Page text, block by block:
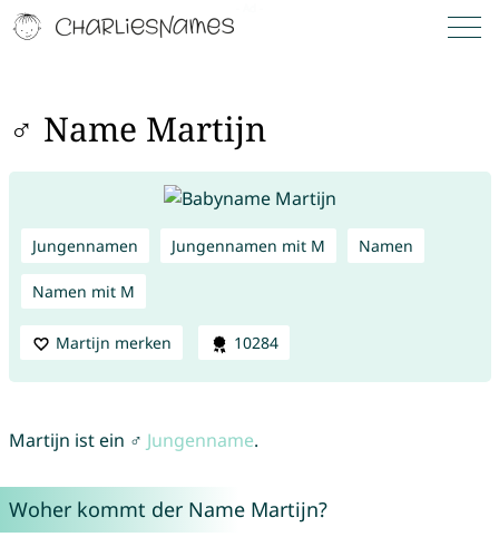
♂ Name Martijn
Jungennamen Jungennamen mit M Namen
Namen mit M
Martijn merken 10284
Martijn ist ein ♂ Jungenname.
Woher kommt der Name Martijn?